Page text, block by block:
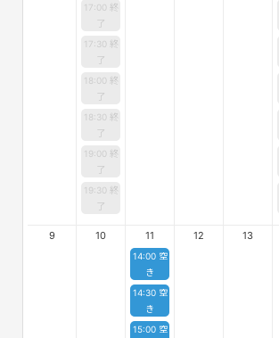
17:00 終
了
17:30 終
了
18:00 終
了
18:30 終
了
19:00 終
了
19:30 終
了
9 10 11
14:00 空
き
14:30 空
き
15:00 空
12 13